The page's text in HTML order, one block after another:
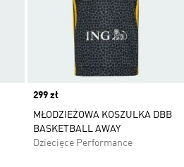
Price
299 zł
MŁODZIEŻOWA KOSZULKA DBB
BASKETBALL AWAY
Dziecięce Performance